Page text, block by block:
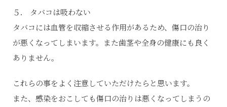
５． タバコは吸わない
タバコには血管を収縮させる作用があるため、傷口の治り
が悪くなってしまいます。また歯茎や全身の健康にも良く
ありません。
これらの事をよく注意していただけたらと思います。
また、感染をおこしても傷口の治りは悪くなってしまうの